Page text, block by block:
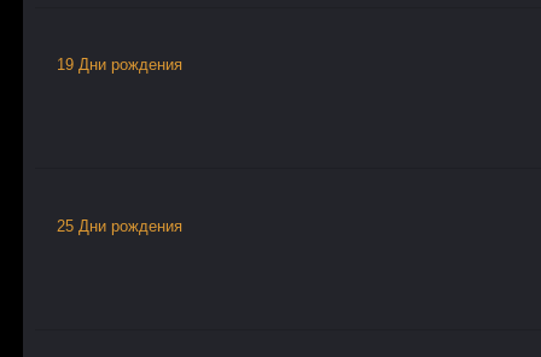
19 Дни рождения
25 Дни рождения